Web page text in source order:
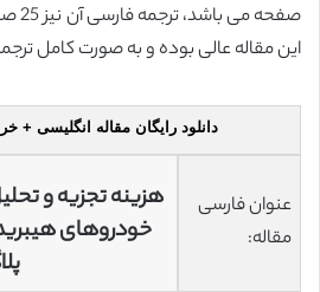
این مقاله عالی بوده و به صورت کامل
دانلود رایگان مقاله انگلیسی +
عنوان فارسی
مقاله:
هزینه تجزیه و
خودروهای